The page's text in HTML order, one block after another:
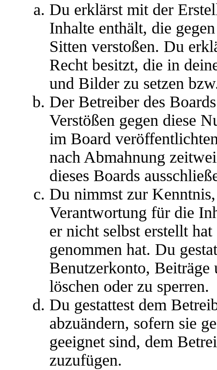
Du erklärst mit der
Inhalte enthält, die
Sitten verstoßen. Du
Recht besitzt, die in
und Bilder zu setzen
Der Betreiber des
Verstößen gegen diese
im Board
nach Abmahnung
dieses Boards
Du nimmst zur
Verantwortung für die
er nicht selbst erstellt
genommen hat. Du
Benutzerkonto,
löschen oder zu sperren.
Du gestattest dem
abzuändern, sofern sie
geeignet sind, dem
zuzufügen.